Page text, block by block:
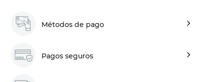
Métodos de pago
Pagos seguros